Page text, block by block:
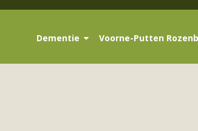
Dementie Voorne-Putten